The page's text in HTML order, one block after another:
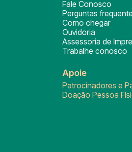
Fale Conosco
Perguntas
Como chegar
Ouvidoria
Assessoria de
Trabalhe conosco
Apoie
Patrocinadores e
Doação Pessoa